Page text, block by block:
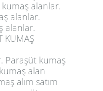
alanlar.
alanlar.
alanlar.
KUMAŞ
Paraşüt kumaş
alan
alım satım